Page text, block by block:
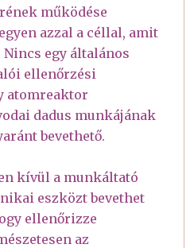
működése
azzal a céllal, amit
egy általános
ellenőrzési
atomreaktor
dadus munkájának
bevethető.
kívül a munkáltató
eszközt bevethet
ellenőrizze
az